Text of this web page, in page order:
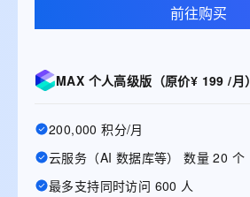
前往购买
MAX 个人高级版（原价¥ 199 /月）
200,000 积分/月
云服务（AI 数据库等） 数量 20 个
最多支持同时访问 600 人